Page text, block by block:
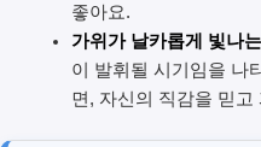
좋아요.
가위가 날카롭게 빛나
이 발휘될 시기임을 나
면, 자신의 직감을 믿